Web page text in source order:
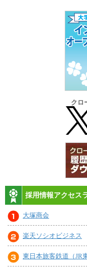
クロ
採用情報アクセス
大塚商会
楽天ソシオビジネス
東日本旅客鉄道（JR